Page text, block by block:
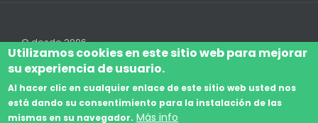
© desde 2006
Legal
Utilizamos cookies en este sitio web para mejorar
su experiencia de usuario.
Al hacer clic en cualquier enlace de este sitio web usted nos
está dando su consentimiento para la instalación de las
mismas en su navegador. Más info